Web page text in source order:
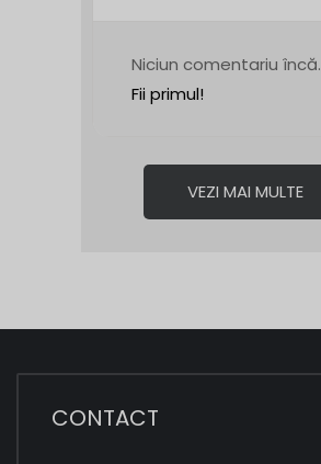
Niciun comentariu încă.
Fii primul!
VEZI MAI MULTE
CONTACT